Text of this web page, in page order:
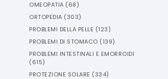
OMEOPATIA (68)
ORTOPEDIA (303)
PROBLEMI DELLA PELLE (123)
PROBLEMI DI STOMACO (139)
PROBLEMI INTESTINALI E EMORROIDI
(615)
PROTEZIONE SOLARE (334)